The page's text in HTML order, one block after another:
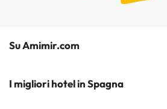
Su Amimir.com
Il Nostro Team
I migliori hotel in Spagna